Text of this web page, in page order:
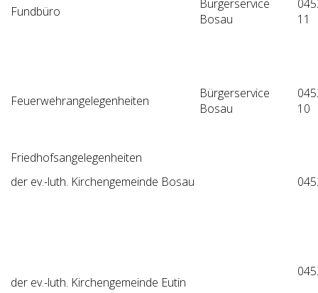
Fundbüro
Bürgerservice
Bosau
11
Feuerwehrangelegenheiten
Bürgerservice
Bosau
10
Friedhofsangelegenheiten
der ev.-luth. Kirchengemeinde Bosau
der ev.-luth. Kirchengemeinde Eutin